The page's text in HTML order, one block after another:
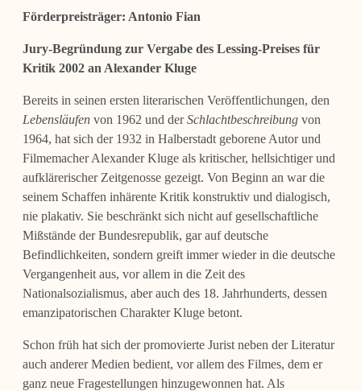
Förderpreisträger: Antonio Fian
Jury-Begründung zur Vergabe des Lessing-Preises für
Kritik 2002 an Alexander Kluge
Bereits in seinen ersten literarischen Veröffentlichungen, den
Lebensläufen von 1962 und derSchlachtbeschreibung von
1964, hat sich der 1932 in Halberstadt geborene Autor und
Filmemacher Alexander Kluge als kritischer, hellsichtiger und
aufkläreri­scher Zeitgenosse gezeigt. Von Beginn an war die
seinem Schaffen inhärente Kritik konstruktiv und dialogisch,
nie plakativ. Sie beschränkt sich nicht auf gesellschaftli­che
Mißstände der Bundesrepublik, gar auf deutsche
Befindlichkeiten, sondern greift immer wieder in die deutsche
Vergangenheit aus, vor allem in die Zeit des
Nationalsozialismus, aber auch des 18. Jahrhunderts, dessen
emanzipatorischen Charakter Kluge betont.
Schon früh hat sich der promovierte Jurist neben der Literatur
auch anderer Me­dien bedient, vor allem des Filmes, dem er
ganz neue Fragestellungen hinzugewon­nen hat. Als